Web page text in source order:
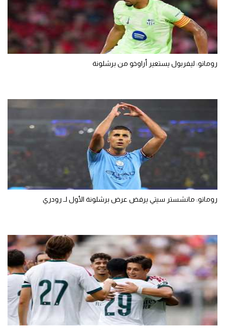
رومانو: ليفربول يستعير أراوخو من برشلونة
رومانو: مانشستر سيتي يرفض عرض برشلونة الأول لـ رودري